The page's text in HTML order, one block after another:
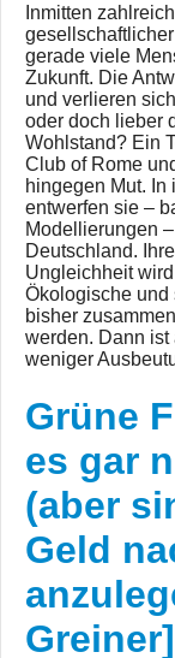
Inmitten
gerade viele
Zukunft. Die
und verlieren
oder doch lieber
Wohlstand? Ein
Club of Rome
hingegen Mut. In
entwerfen sie –
Modellierungen
Deutschland.
Ungleichheit
Ökologische und
bisher
werden. Dann ist
weniger
Grüne
es gar
(aber
Geld
Greiner]